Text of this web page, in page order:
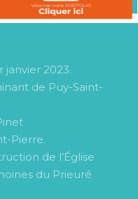
janvier 2023.
de Puy-Saint-
Pierre.
de l’Église
du Prieuré